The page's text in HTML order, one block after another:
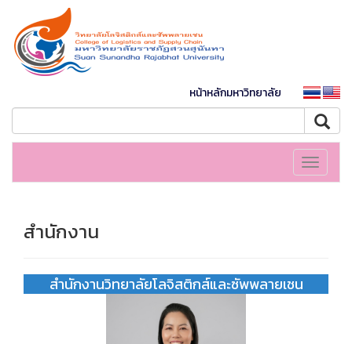
หน้าหลักมหาวิทยาลัย
Toggle
สำนักงาน
สำนักงานวิทยาลัยโลจิสติกส์และซัพพลายเชน